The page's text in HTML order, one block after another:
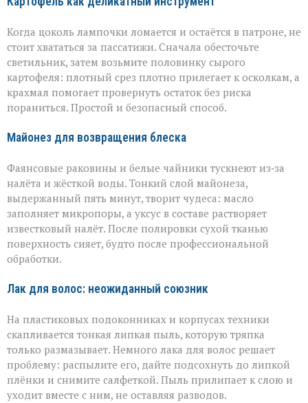
Когда цоколь лампочки ломается и остаётся в патроне, не
стоит хвататься за пассатижи. Сначала обесточьте
светильник, затем возьмите половинку сырого
картофеля: плотный срез плотно прилегает к осколкам, а
крахмал помогает провернуть остаток без риска
пораниться. Простой и безопасный способ.
Майонез для возвращения блеска
Фаянсовые раковины и белые чайники тускнеют из‑за
налёта и жёсткой воды. Тонкий слой майонеза,
выдержанный пять минут, творит чудеса: масло
заполняет микропоры, а уксус в составе растворяет
известковый налёт. После полировки сухой тканью
поверхность сияет, будто после профессиональной
обработки.
Лак для волос: неожиданный союзник
На пластиковых подоконниках и корпусах техники
скапливается тонкая липкая пыль, которую тряпка
только размазывает. Немного лака для волос решает
проблему: распылите его, дайте подсохнуть до липкой
плёнки и снимите салфеткой. Пыль прилипает к слою и
уходит вместе с ним, не оставляя разводов.